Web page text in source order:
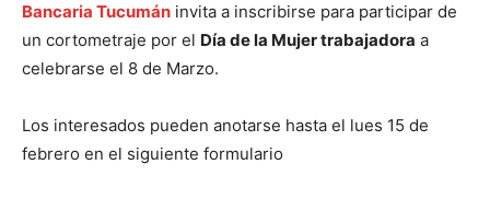
Bancaria Tucumán invita a inscribirse para participar de
un cortometraje por el Día de la Mujer trabajadora a
celebrarse el 8 de Marzo.
Los interesados pueden anotarse hasta el lues 15 de
febrero en el siguiente formulario